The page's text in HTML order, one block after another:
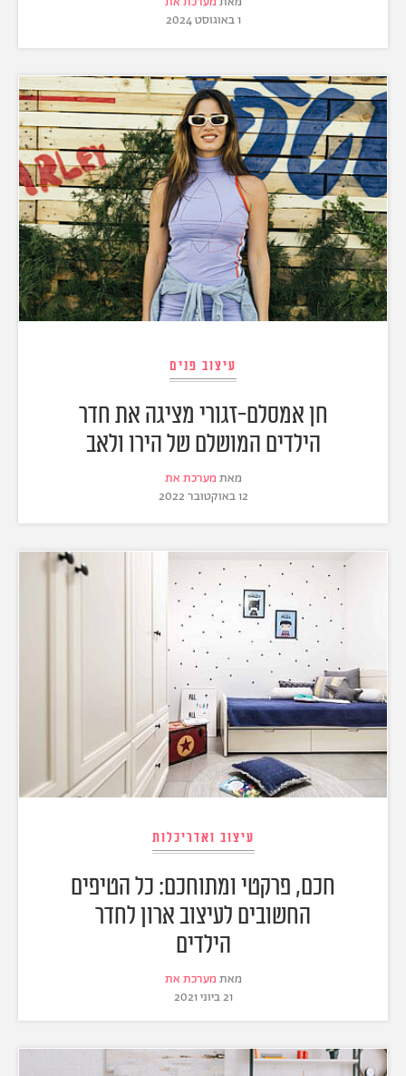
1 באוגוסט 2024
עיצוב פנים
חן אמסלם-זגורי מציגה את חדר
הילדים המושלם של הירו ולאב
מאת מערכת את
12 באוקטובר 2022
עיצוב ואדריכלות
חכם, פרקטי ומתוחכם: כל הטיפים
החשובים לעיצוב ארון לחדר
הילדים
מאת מערכת את
21 ביוני 2021